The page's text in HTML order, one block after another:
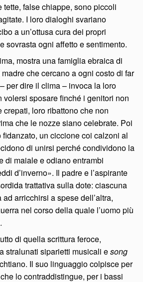
tette, false chiappe, sono piccoli
I loro dialoghi svariano
a un’ottusa cura dei propri
sovrasta ogni affetto e sentimento.
mostra una famiglia ebraica di
che cercano a ogni costo di far
per dire il clima – invoca la loro
volersi sposare finché i genitori non
loro ribattono che non
che le nozze siano celebrate. Poi
un ciccione coi calzoni al
di unirsi perché condividono la
di maiale e odiano entrambi
d’inverno». Il padre e l’aspirante
trattativa sulla dote: ciascuna
arricchirsi a spese dell’altra,
nel corso della quale l’uomo più
di quella scrittura feroce,
stralunati siparietti musicali esong
Il suo linguaggio colpisce per
lo contraddistingue, per i bassi